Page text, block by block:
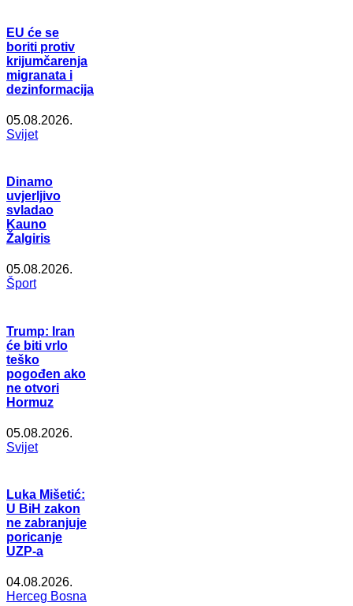
EU će se
boriti protiv
krijumčarenja
migranata i
dezinformacija
05.08.2026.
Svijet
Dinamo
uvjerljivo
svladao
Kauno
Žalgiris
05.08.2026.
Šport
Trump: Iran
će biti vrlo
teško
pogođen ako
ne otvori
Hormuz
05.08.2026.
Svijet
Luka Mišetić:
U BiH zakon
ne zabranjuje
poricanje
UZP-a
04.08.2026.
Herceg Bosna